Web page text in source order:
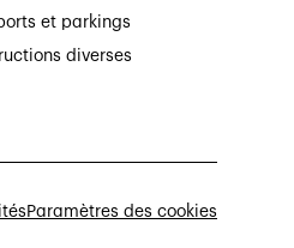
et parkings
diverses
Paramètres des cookies